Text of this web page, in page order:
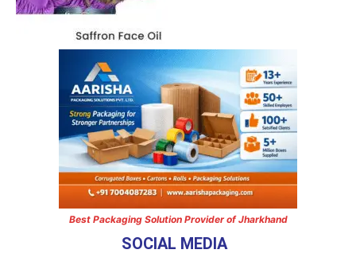
Best Packaging Solution Provider of Jharkhand
SOCIAL MEDIA